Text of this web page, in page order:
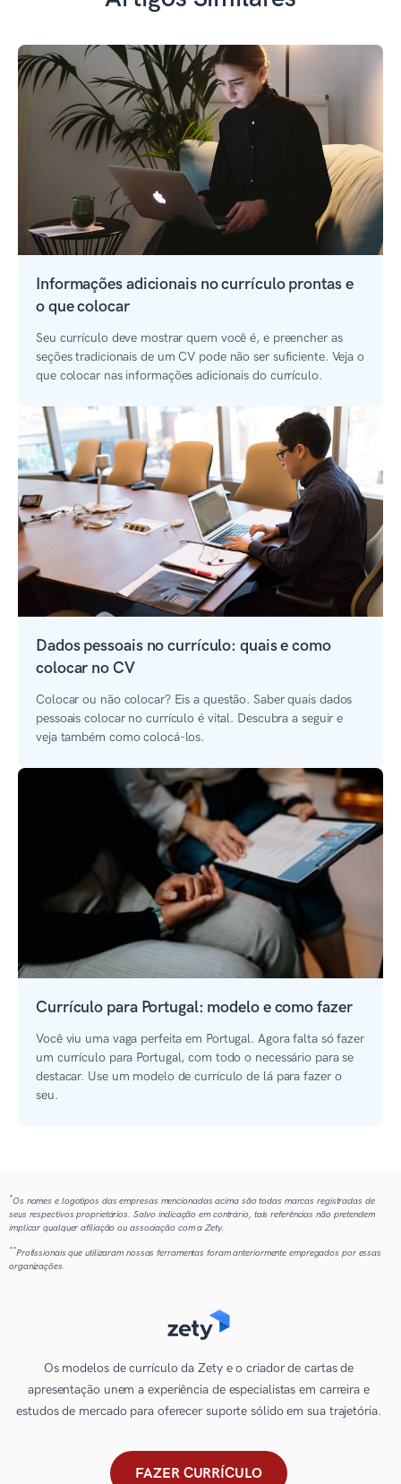
Informações adicionais no currículo prontas e
o que colocar
Seu currículo deve mostrar quem você é, e preencher as
seções tradicionais de um CV pode não ser suficiente. Veja o
que colocar nas informações adicionais do currículo.
Dados pessoais no currículo: quais e como
colocar no CV
Colocar ou não colocar? Eis a questão. Saber quais dados
pessoais colocar no currículo é vital. Descubra a seguir e
veja também como colocá-los.
Currículo para Portugal: modelo e como fazer
Você viu uma vaga perfeita em Portugal. Agora falta só fazer
um currículo para Portugal, com todo o necessário para se
destacar. Use um modelo de currículo de lá para fazer o
seu.
*Os nomes e logotipos das empresas mencionadas acima são todas marcas registradas de
seus respectivos proprietários. Salvo indicação em contrário, tais referências não pretendem
implicar qualquer afiliação ou associação com a Zety.
**Profissionais que utilizaram nossas ferramentas foram anteriormente empregados por essas
organizações.
Os modelos de currículo da Zety e o criador de cartas de
apresentação unem a experiência de especialistas em carreira e
estudos de mercado para oferecer suporte sólido em sua trajetória.
FAZER CURRÍCULO